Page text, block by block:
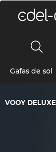
Gafas de sol
VOOY